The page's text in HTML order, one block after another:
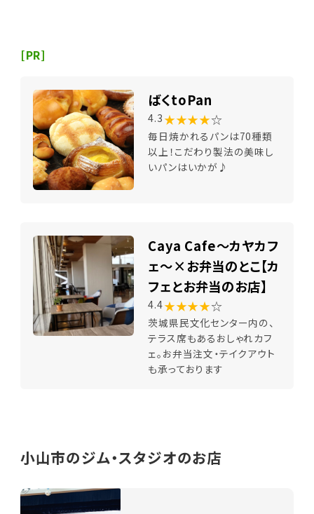
[PR]
ばくtoPan
4.3 ★★★★☆
毎日焼かれるパンは70種類
以上！こだわり製法の美味し
いパンはいかが♪
Caya Cafe～カヤカフ
ェ～×お弁当のとこ【カ
フェとお弁当のお店】
4.4★★★★☆
茨城県民文化センター内の、
テラス席もあるおしゃれカフ
ェ。お弁当注文・テイクアウト
も承っております
小山市のジム・スタジオのお店